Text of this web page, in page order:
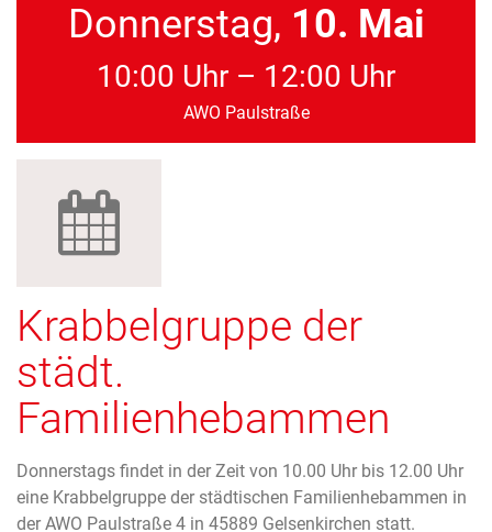
Donnerstag, 10. Mai
10:00 Uhr – 12:00 Uhr
AWO Paulstraße
Krabbelgruppe der
städt.
Familienhebammen
Donnerstags findet in der Zeit von 10.00 Uhr bis 12.00 Uhr
eine Krabbelgruppe der städtischen Familienhebammen in
der AWO Paulstraße 4 in 45889 Gelsenkirchen statt.